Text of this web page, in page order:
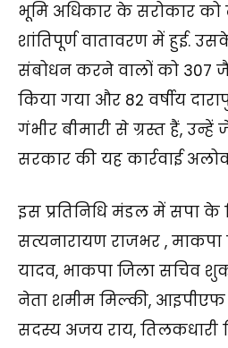
भूमि अधिकार के सरोकार
शांतिपूर्ण वातावरण में हुई.
संबोधन करने वालों को 307
किया गया और 82 वर्षीय
गंभीर बीमारी से ग्रस्त हैं,
सरकार की यह कार्रवाई
इस प्रतिनिधि मंडल में सपा के
सत्यनारायण राजभर ,
यादव, भाकपा जिला सचिव
नेता शमीम मिल्की, आइपीएफ
सदस्य अजय राय, तिलकधारी